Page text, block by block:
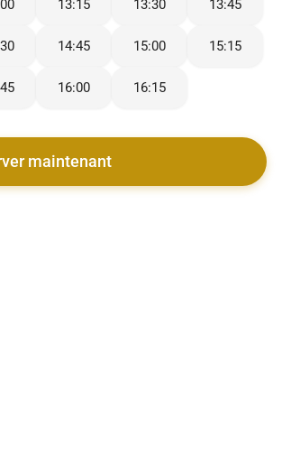
13:15 13:30 13:45
14:45 15:00 15:15
16:00 16:15
maintenant